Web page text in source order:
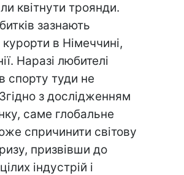
квітнути троянди.
зазнають
курорти в Німеччині,
Наразі любителі
спорту туди не
з дослідженням
саме глобальне
спричинити світову
призвівши до
індустрій і